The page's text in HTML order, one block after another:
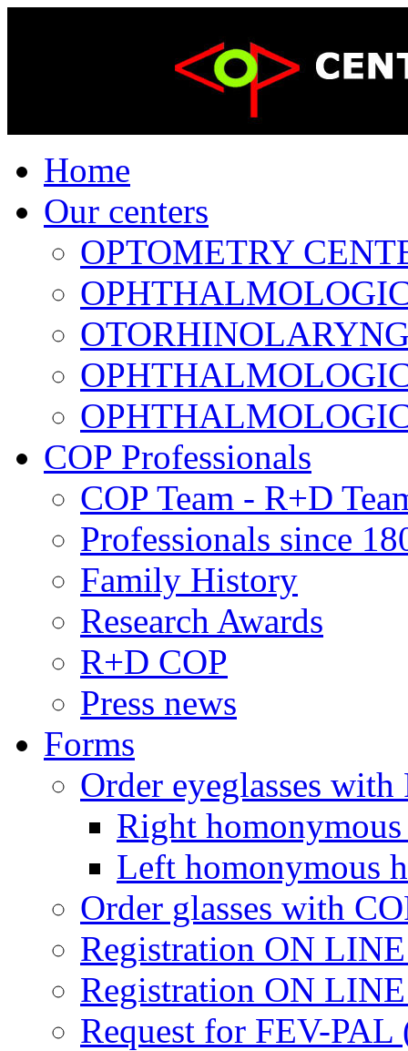
Home
Our centers
OPTOMETRY
COP Professionals
COP Team - R+D
Professionals since
Family History
Research Awards
R+D COP
Press news
Forms
Order eyeglasses
Right
Left homonymous
Order glasses with
Registration ON
Registration ON
Request for FEV-PAL